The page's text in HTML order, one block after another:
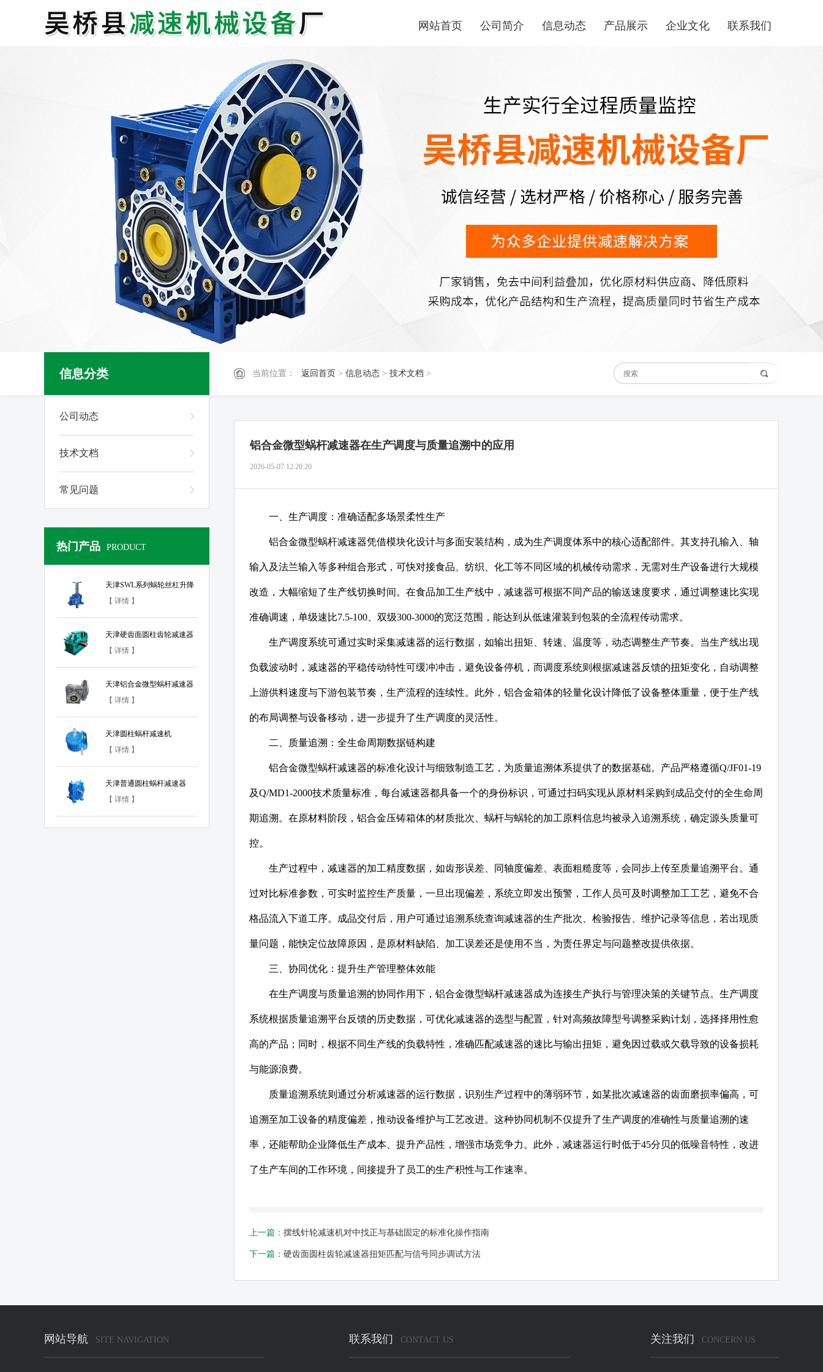
网站首页 公司简介 信息动态 产品展示 企业文化 联系我们
当前位置： 返回首页 > 信息动态 > 技术文档 >
信息分类
公司动态
技术文档
常见问题
热门产品 PRODUCT
天津SWL系列蜗轮丝杠升降
机【 详情 】
天津硬齿面圆柱齿轮减速器
【 详情 】
天津铝合金微型蜗杆减速器
【 详情 】
天津圆柱蜗杆减速机
【 详情 】
天津普通圆柱蜗杆减速器
【 详情 】
铝合金微型蜗杆减速器在生产调度与质量追溯中的应用
2026-05-07 12:20:20
一、生产调度：准确适配多场景柔性生产
铝合金微型蜗杆减速器凭借模块化设计与多面安装结构，成为生产调度体系中的核心适配部件。其支持孔输入、轴
输入及法兰输入等多种组合形式，可快对接食品、纺织、化工等不同区域的机械传动需求，无需对生产设备进行大规模
改造，大幅缩短了生产线切换时间。在食品加工生产线中，减速器可根据不同产品的输送速度要求，通过调整速比实现
准确调速，单级速比7.5-100、双级300-3000的宽泛范围，能达到从低速灌装到包装的全流程传动需求。
生产调度系统可通过实时采集减速器的运行数据，如输出扭矩、转速、温度等，动态调整生产节奏。当生产线出现
负载波动时，减速器的平稳传动特性可缓冲冲击，避免设备停机，而调度系统则根据减速器反馈的扭矩变化，自动调整
上游供料速度与下游包装节奏，生产流程的连续性。此外，铝合金箱体的轻量化设计降低了设备整体重量，便于生产线
的布局调整与设备移动，进一步提升了生产调度的灵活性。
二、质量追溯：全生命周期数据链构建
铝合金微型蜗杆减速器的标准化设计与细致制造工艺，为质量追溯体系提供了的数据基础。产品严格遵循Q/JF01-19
及Q/MD1-2000技术质量标准，每台减速器都具备一个的身份标识，可通过扫码实现从原材料采购到成品交付的全生命周
期追溯。在原材料阶段，铝合金压铸箱体的材质批次、蜗杆与蜗轮的加工原料信息均被录入追溯系统，确定源头质量可
控。
生产过程中，减速器的加工精度数据，如齿形误差、同轴度偏差、表面粗糙度等，会同步上传至质量追溯平台。通
过对比标准参数，可实时监控生产质量，一旦出现偏差，系统立即发出预警，工作人员可及时调整加工工艺，避免不合
格品流入下道工序。成品交付后，用户可通过追溯系统查询减速器的生产批次、检验报告、维护记录等信息，若出现质
量问题，能快定位故障原因，是原材料缺陷、加工误差还是使用不当，为责任界定与问题整改提供依据。
三、协同优化：提升生产管理整体效能
在生产调度与质量追溯的协同作用下，铝合金微型蜗杆减速器成为连接生产执行与管理决策的关键节点。生产调度
系统根据质量追溯平台反馈的历史数据，可优化减速器的选型与配置，针对高频故障型号调整采购计划，选择择用性愈
高的产品；同时，根据不同生产线的负载特性，准确匹配减速器的速比与输出扭矩，避免因过载或欠载导致的设备损耗
与能源浪费。
质量追溯系统则通过分析减速器的运行数据，识别生产过程中的薄弱环节，如某批次减速器的齿面磨损率偏高，可
追溯至加工设备的精度偏差，推动设备维护与工艺改进。这种协同机制不仅提升了生产调度的准确性与质量追溯的速
率，还能帮助企业降低生产成本、提升产品性，增强市场竞争力。此外，减速器运行时低于45分贝的低噪音特性，改进
了生产车间的工作环境，间接提升了员工的生产积性与工作速率。
上一篇： 摆线针轮减速机对中找正与基础固定的标准化操作指南
下一篇： 硬齿面圆柱齿轮减速器扭矩匹配与信号同步调试方法
网站导航 SITE NAVIGATION 联系我们 CONTACT US 关注我们 CONCERN US